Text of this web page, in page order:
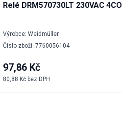
Relé DRM570730LT 230VAC 4CO
Výrobce: Weidmüller
Číslo zboží: 7760056104
97,86 Kč
80,88 Kč bez DPH